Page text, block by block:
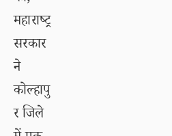
महाराष्ट्र
सरकार
ने
कोल्हापु
र जिले